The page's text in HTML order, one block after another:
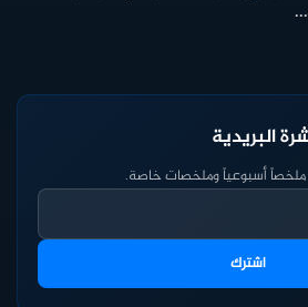
البريدية
ملخصاً أسبوعياً وملخصات خاصة.
اشترك